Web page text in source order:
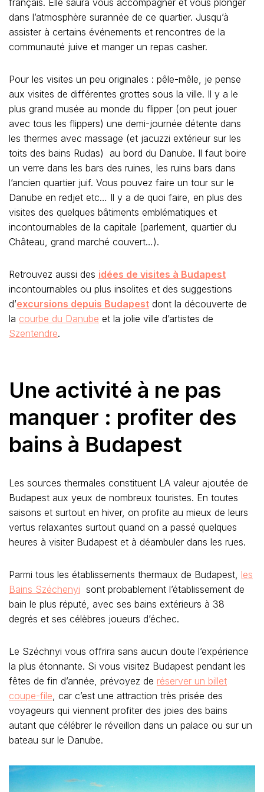
français. Elle saura vous accompagner et vous plonger
dans l’atmosphère surannée de ce quartier. Jusqu’à
assister à certains événements et rencontres de la
communauté juive et manger un repas casher.
Pour les visites un peu originales : pêle-mêle, je pense
aux visites de différentes grottes sous la ville. Il y a le
plus grand musée au monde du flipper (on peut jouer
avec tous les flippers) une demi-journée détente dans
les thermes avec massage (et jacuzzi extérieur sur les
toits des bains Rudas) au bord du Danube. Il faut boire
un verre dans les bars des ruines, les ruins bars dans
l’ancien quartier juif. Vous pouvez faire un tour sur le
Danube en redjet etc… Il y a de quoi faire, en plus des
visites des quelques bâtiments emblématiques et
incontournables de la capitale (parlement, quartier du
Château, grand marché couvert…).
Retrouvez aussi des idées de visites à Budapest
incontournables ou plus insolites et des suggestions
d’excursions depuis Budapest dont la découverte de
la courbe du Danube et la jolie ville d’artistes de
Szentendre.
Une activité à ne pas
manquer : profiter des
bains à Budapest
Les sources thermales constituent LA valeur ajoutée de
Budapest aux yeux de nombreux touristes. En toutes
saisons et surtout en hiver, on profite au mieux de leurs
vertus relaxantes surtout quand on a passé quelques
heures à visiter Budapest et à déambuler dans les rues.
Parmi tous les établissements thermaux de Budapest, les
Bains Széchenyi sont probablement l’établissement de
bain le plus réputé, avec ses bains extérieurs à 38
degrés et ses célèbres joueurs d’échec.
Le Széchnyi vous offrira sans aucun doute l’expérience
la plus étonnante. Si vous visitez Budapest pendant les
fêtes de fin d’année, prévoyez de réserver un billet
coupe-file, car c’est une attraction très prisée des
voyageurs qui viennent profiter des joies des bains
autant que célébrer le réveillon dans un palace ou sur un
bateau sur le Danube.